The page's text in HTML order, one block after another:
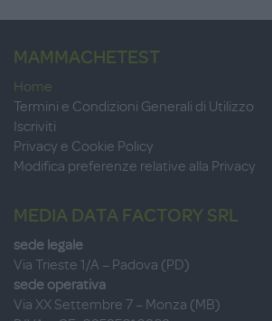
MAMMACHETEST
Home
Termini e Condizioni Generali di Utilizzo
Iscriviti
Privacy e Cookie Policy
Modifica preferenze relative alla Privacy
MEDIA DATA FACTORY SRL
sede legale
Via Trieste 1/A – Padova (PD)
sede operativa
Via XX Settembre 7 – Monza (MB)